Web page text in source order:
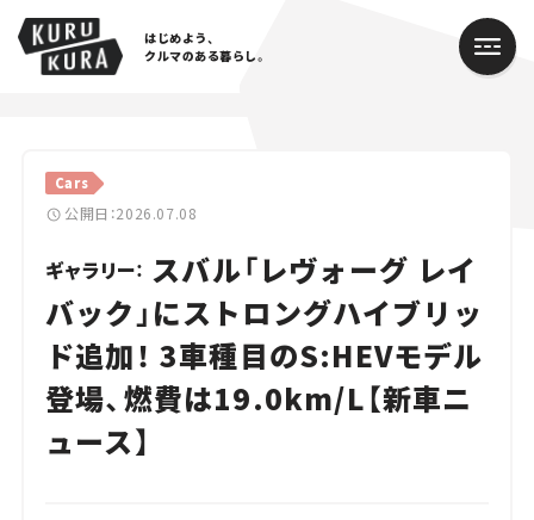
はじめよう、
クルマのある暮らし。
Cars
公開日：2026.07.08
ギャラリー： スバル「レヴォーグ レイ
バック」にストロングハイブリッ
ド追加！ 3車種目のS:HEVモデル
登場、燃費は19.0km/L【新車ニ
ュース】
Cars
Lifestyle
Traffic
Special
Series